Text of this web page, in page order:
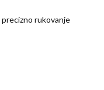
rukovanje